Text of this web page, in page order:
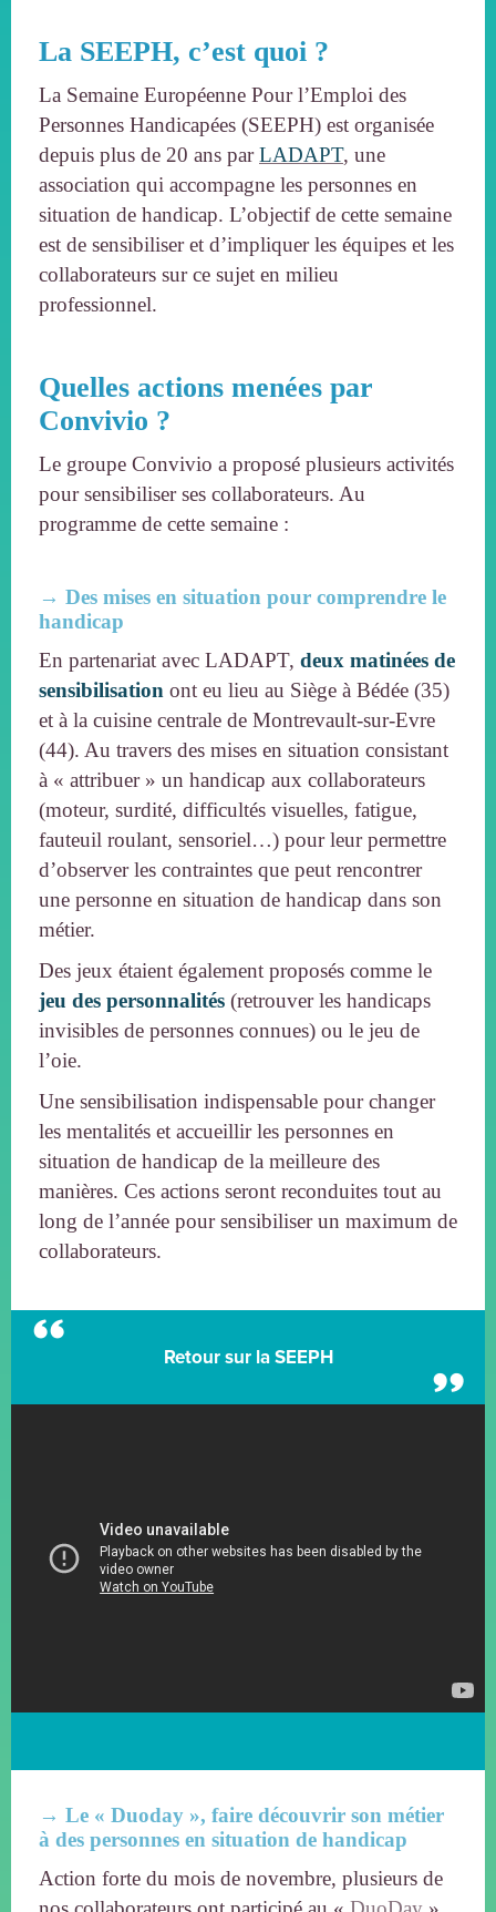
La SEEPH, c’est quoi ?
La Semaine Européenne Pour l’Emploi des
Personnes Handicapées (SEEPH) est organisée
depuis plus de 20 ans parLADAPT, une
association qui accompagne les personnes en
situation de handicap. L’objectif de cette semaine
est de sensibiliser et d’impliquer les équipes et les
collaborateurs sur ce sujet en milieu
professionnel.
Quelles actions menées par
Convivio ?
Le groupe Convivio a proposé plusieurs activités
pour sensibiliser ses collaborateurs. Au
programme de cette semaine :
→ Des mises en situation pour comprendre le
handicap
En partenariat avec LADAPT, deux matinées de
sensibilisation ont eu lieu au Siège à Bédée (35)
et à la cuisine centrale de Montrevault-sur-Evre
(44). Au travers des mises en situation consistant
à « attribuer » un handicap aux collaborateurs
(moteur, surdité, difficultés visuelles, fatigue,
fauteuil roulant, sensoriel…) pour leur permettre
d’observer les contraintes que peut rencontrer
une personne en situation de handicap dans son
métier.
Des jeux étaient également proposés comme le
jeu des personnalités (retrouver les handicaps
invisibles de personnes connues) ou le jeu de
l’oie.
Une sensibilisation indispensable pour changer
les mentalités et accueillir les personnes en
situation de handicap de la meilleure des
manières. Ces actions seront reconduites tout au
long de l’année pour sensibiliser un maximum de
collaborateurs.
Retour sur la SEEPH
→ Le « Duoday », faire découvrir son métier
à des personnes en situation de handicap
Action forte du mois de novembre, plusieurs de